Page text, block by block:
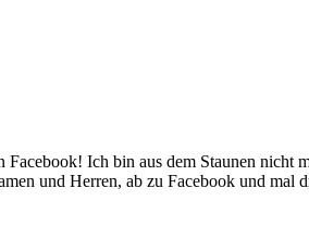
Ich bin aus dem Staunen nicht
und Herren, ab zu Facebook und